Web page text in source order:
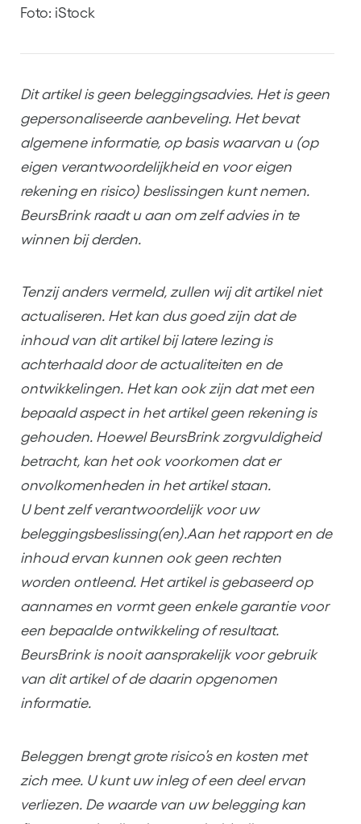
Foto: iStock
Dit artikel is geen beleggingsadvies. Het is geen
gepersonaliseerde aanbeveling. Het bevat
algemene informatie, op basis waarvan u (op
eigen verantwoordelijkheid en voor eigen
rekening en risico) beslissingen kunt nemen.
BeursBrink raadt u aan om zelf advies in te
winnen bij derden.
Tenzij anders vermeld, zullen wij dit artikel niet
actualiseren. Het kan dus goed zijn dat de
inhoud van dit artikel bij latere lezing is
achterhaald door de actualiteiten en de
ontwikkelingen. Het kan ook zijn dat met een
bepaald aspect in het artikel geen rekening is
gehouden. Hoewel BeursBrink zorgvuldigheid
betracht, kan het ook voorkomen dat er
onvolkomenheden in het artikel staan.
U bent zelf verantwoordelijk voor uw
beleggingsbeslissing(en).Aan het rapport en de
inhoud ervan kunnen ook geen rechten
worden ontleend. Het artikel is gebaseerd op
aannames en vormt geen enkele garantie voor
een bepaalde ontwikkeling of resultaat.
BeursBrink is nooit aansprakelijk voor gebruik
van dit artikel of de daarin opgenomen
informatie.
Beleggen brengt grote risico’s en kosten met
zich mee. U kunt uw inleg of een deel ervan
verliezen. De waarde van uw belegging kan